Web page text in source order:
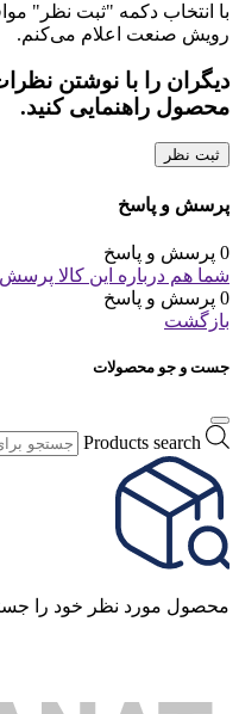
با انتخاب دکمه "ثبت نظر"
رویش صنعت اعلام می‌کنم.
دیگران را با نوشتن
محصول راهنمایی کنید.
ثبت نظر
پرسش و پاسخ
0 پرسش و پاسخ
شما هم درباره این کالا
0 پرسش و پاسخ
بازگشت
جست و جو محصولات
Products search
محصول مورد نظر خود را